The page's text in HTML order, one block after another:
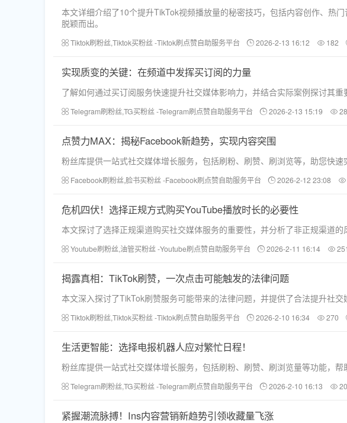
本文详细介绍了10个提升TikTok视频播放量的秘密技巧，包括内容创作、热
脱颖而出。
Tiktok刷粉丝,Tiktok买粉丝 -Tiktok刷点赞自助服务平台 2026-2-13 16:12 182
实现质变的关键：在频道中发挥买订阅的力量
了解如何通过买订阅服务快速提升社交媒体影响力，并结合实际案例探讨其重
Telegram刷粉丝,TG买粉丝 -Telegram刷点赞自助服务平台 2026-2-13 15:19
点赞力MAX：揭秘Facebook新趋势，实现内容突围
粉丝库提供一站式社交媒体增长服务，包括刷粉、刷赞、刷浏览等，助您快速
Facebook刷粉丝,脸书买粉丝 -Facebook刷点赞自助服务平台 2026-2-12 23:08
危机四伏！选择正规方式购买YouTube播放时长的必要性
本文探讨了选择正规渠道购买社交媒体服务的重要性，并分析了非正规渠道
Youtube刷粉丝,油管买粉丝 -Youtube刷点赞自助服务平台 2026-2-11 16:14
揭露真相：TikTok刷赞，一次点击可能触发的法律问题
本文深入探讨了TikTok刷赞服务可能带来的法律问题，并提供了合法提升社
Tiktok刷粉丝,Tiktok买粉丝 -Tiktok刷点赞自助服务平台 2026-2-10 16:34 270
生活更智能：选择电报机器人应对繁忙日程！
粉丝库提供一站式社交媒体增长服务，包括刷粉、刷赞、刷浏览量等功能，
Telegram刷粉丝,TG买粉丝 -Telegram刷点赞自助服务平台 2026-2-10 16:13
紧握潮流脉搏！Ins内容营销新趋势引领收藏量飞涨